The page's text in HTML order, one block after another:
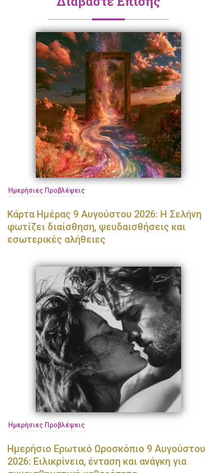
Ημερήσιες Προβλέψεις
Κάρτα Ημέρας 9 Αυγούστου 2026: Η Σελήνη
φωτίζει διαίσθηση, ψευδαισθήσεις και
εσωτερικές αλήθειες
Ημερήσιες Προβλέψεις
Ημερήσιο Ερωτικό Ωροσκόπιο 9 Αυγούστου
2026: Ειλικρίνεια, ένταση και ανάγκη για